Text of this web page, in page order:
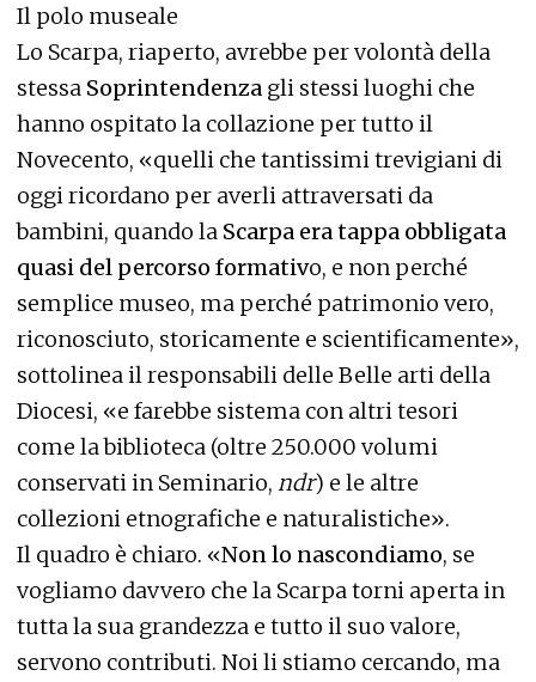
Il polo museale
Lo Scarpa, riaperto, avrebbe per volontà della
stessa Soprintendenza gli stessi luoghi che
hanno ospitato la collazione per tutto il
Novecento, «quelli che tantissimi trevigiani di
oggi ricordano per averli attraversati da
bambini, quando la Scarpa era tappa obbligata
quasi del percorso formativo, e non perché
semplice museo, ma perché patrimonio vero,
riconosciuto, storicamente e scientificamente»,
sottolinea il responsabili delle Belle arti della
Diocesi, «e farebbe sistema con altri tesori
come la biblioteca (oltre 250.000 volumi
conservati in Seminario, ndr) e le altre
collezioni etnografiche e naturalistiche».
Il quadro è chiaro. «Non lo nascondiamo, se
vogliamo davvero che la Scarpa torni aperta in
tutta la sua grandezza e tutto il suo valore,
servono contributi. Noi li stiamo cercando, ma